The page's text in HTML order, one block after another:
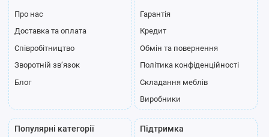
Про нас
Доставка та оплата
Співробітництво
Зворотній зв’язок
Блог
Гарантія
Кредит
Обмін та повернення
Політика конфіденційності
Складання меблів
Виробники
Популярні категорії
Підтримка